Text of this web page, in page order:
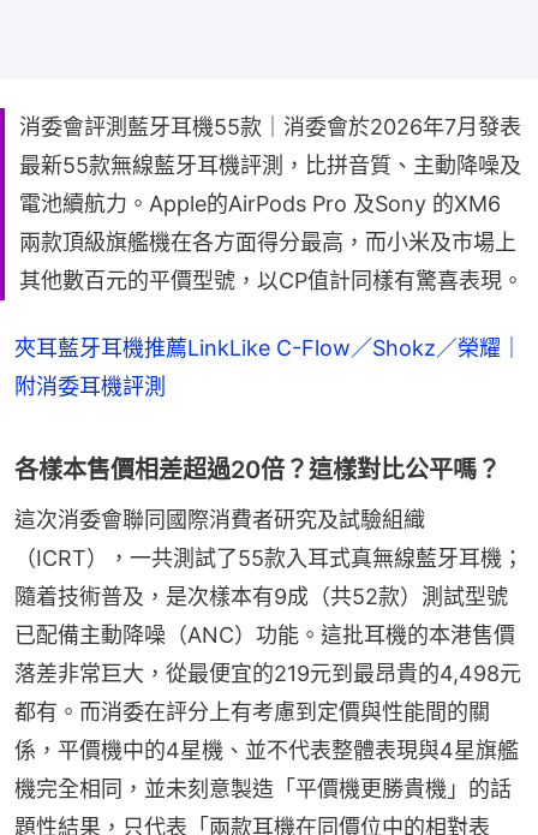
消委會評測藍牙耳機55款｜消委會於2026年7月發表
最新55款無線藍牙耳機評測，比拼音質、主動降噪及
電池續航力。Apple的AirPods Pro 及Sony 的XM6
兩款頂級旗艦機在各方面得分最高，而小米及市場上
其他數百元的平價型號，以CP值計同樣有驚喜表現。
夾耳藍牙耳機推薦LinkLike C-Flow／Shokz／榮耀｜
附消委耳機評測
各樣本售價相差超過20倍？這樣對比公平嗎？
這次消委會聯同國際消費者研究及試驗組織
（ICRT），一共測試了55款入耳式真無線藍牙耳機；
隨着技術普及，是次樣本有9成（共52款）測試型號
已配備主動降噪（ANC）功能。這批耳機的本港售價
落差非常巨大，從最便宜的219元到最昂貴的4,498元
都有。而消委在評分上有考慮到定價與性能間的關
係，平價機中的4星機、並不代表整體表現與4星旗艦
機完全相同，並未刻意製造「平價機更勝貴機」的話
題性結果，只代表「兩款耳機在同價位中的相對表